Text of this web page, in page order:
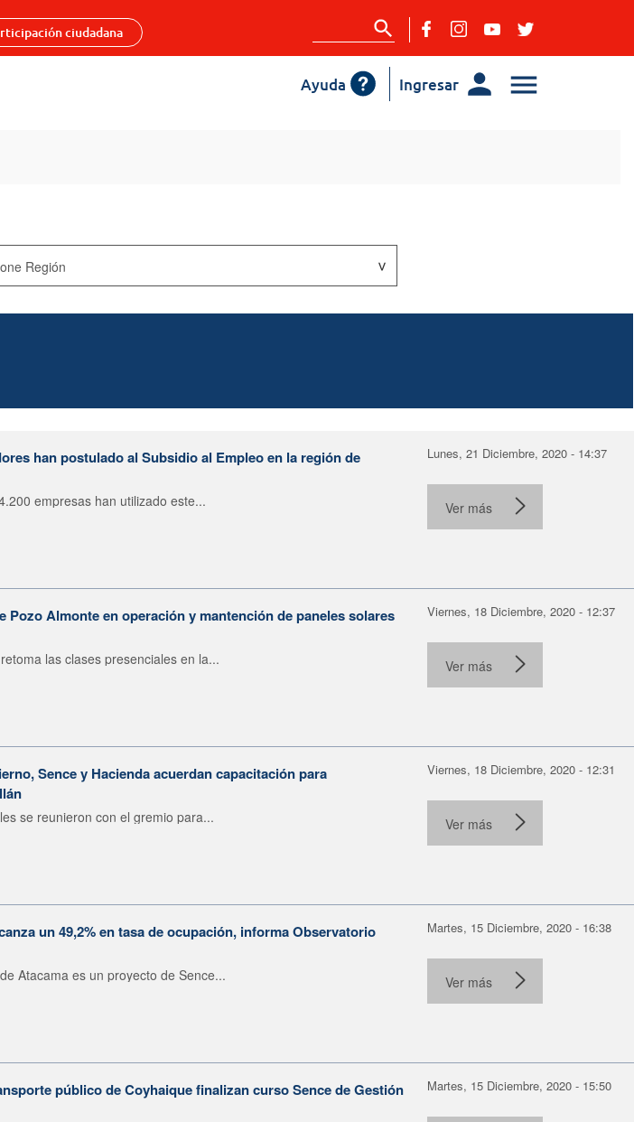
ciudadana
Ingresar
Ayuda
han postulado al Subsidio al Empleo en la región de
empresas han utilizado este...
Lunes, 21 Diciembre, 2020 - 14:37
Ver más
Pozo Almonte en operación y mantención de paneles solares
las clases presenciales en la...
Viernes, 18 Diciembre, 2020 - 12:37
Ver más
Sence y Hacienda acuerdan capacitación para
se reunieron con el gremio para...
Viernes, 18 Diciembre, 2020 - 12:31
Ver más
un 49,2% en tasa de ocupación, informa Observatorio
Atacama es un proyecto de Sence...
Martes, 15 Diciembre, 2020 - 16:38
Ver más
público de Coyhaique finalizan curso Sence de Gestión
Martes, 15 Diciembre, 2020 - 15:50